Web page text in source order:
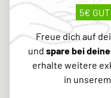
5€
Freue dich auf
und spare bei
erhalte weitere
in